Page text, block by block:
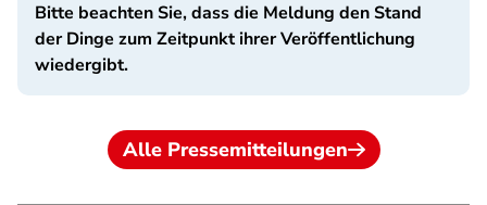
Bitte beachten Sie, dass die Meldung den Stand
der Dinge zum Zeitpunkt ihrer Veröffentlichung
wiedergibt.
Alle Pressemitteilungen